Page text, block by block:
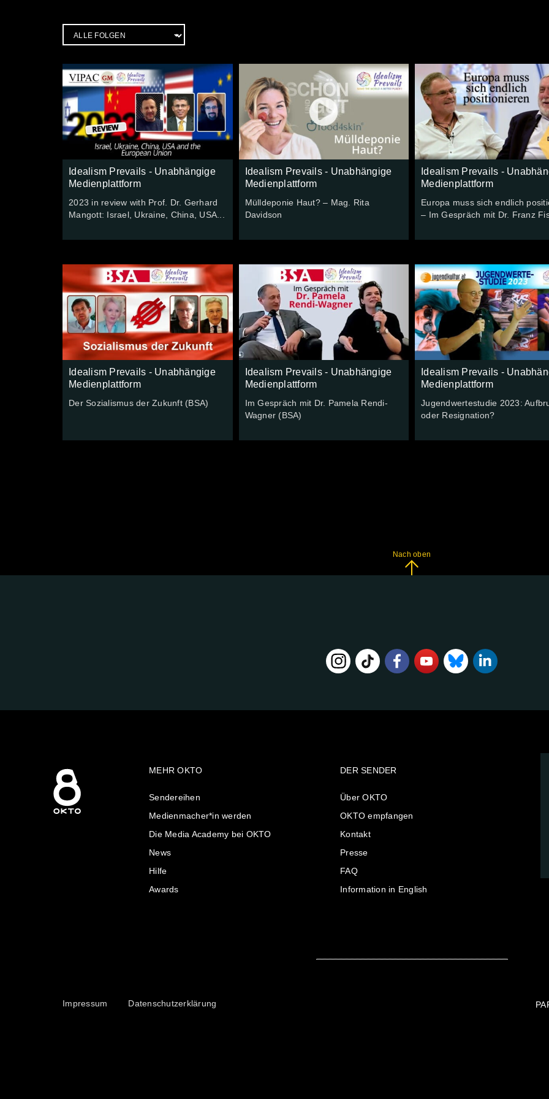
Idealism Prevails - Unabhängige
Medienplattform
2023 in review with Prof. Dr. Gerhard
Mangott: Israel, Ukraine, China, USA...
Idealism Prevails - Unabhängige
Medienplattform
Mülldeponie Haut? – Mag. Rita
Davidson
Idealism Prevails -
Medienplattform
Europa muss sich endlich
– Im Gespräch mit Dr. Franz
Idealism Prevails - Unabhängige
Medienplattform
Der Sozialismus der Zukunft (BSA)
Idealism Prevails - Unabhängige
Medienplattform
Im Gespräch mit Dr. Pamela Rendi-
Wagner (BSA)
Idealism Prevails -
Medienplattform
Jugendwertestudie 2023:
oder Resignation?
Nach oben
MEHR OKTO
Sendereihen
Medienmacher*in werden
Die Media Academy bei OKTO
News
Hilfe
Awards
DER SENDER
Über OKTO
OKTO empfangen
Kontakt
Presse
FAQ
Information in English
Impressum Datenschutzerklärung